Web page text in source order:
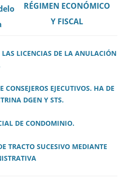
RÉGIMEN ECONÓMICO
Y FISCAL
LAS LICENCIAS DE LA ANULACIÓN
CONSEJEROS EJECUTIVOS. HA DE
DGEN Y STS.
DE CONDOMINIO.
TRACTO SUCESIVO MEDIANTE